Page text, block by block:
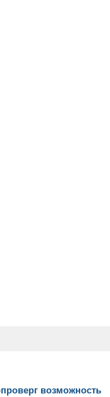
возможность